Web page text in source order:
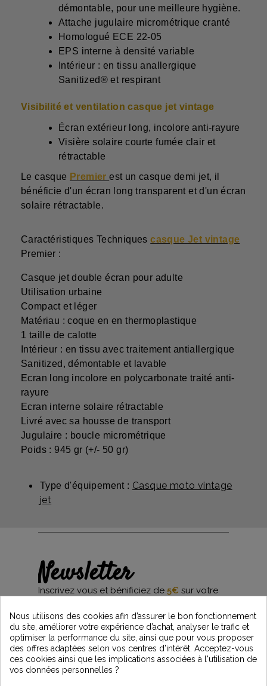
démontable, pour une meilleure hygiène.
Attache jugulaire micrométrique cranté
Homologué ECE 22-05
EPS interne à densité variable
Intérieur : en tissu anallergique
Sanitized® et respirant
Visibilité et ventilation casque jet vintage
Écran extérieur long, incolore anti-rayure
Visière solaire courte fumée clair et
rétractable
Le casque Premierest un casque demi jet, il
bénéficie d'un écran long transparent et d'un écran
solaire rétractable.
Caractéristiques Techniquescasque Jet vintage
Premier :
Casque jet double écran pour adulte
Utilisation urbaine
Compact et léger
Matériau : coque en en thermoplastique
1 taille de calotte
Intérieur : en tissu avec traitement antiallergique
Sanitized, démontable et lavable
Ecran long incolore en polycarbonate traité anti-
rayure
Ecran interne solaire rétractable
Livré avec sa housse de transport
Jugulaire : boucle micrométrique
Poids : 945 gr (+/- 50 gr)
Type d'équipement : Casque moto vintage
jet
Newsletter
Inscrivez vous et bénificiez de 5€ sur votre
et restez informés des dernières nouveautés
Vintage Motors
*Dès 99€ d'achat. En vous abonnant à notre newsletter, vous reconnaissez avoir pris
Nous utilisons des cookies afin d’assurer le bon fonctionnement
du site, améliorer votre expérience d’achat, analyser le trafic et
optimiser la performance du site, ainsi que pour vous proposer
des offres adaptées selon vos centres d’intérêt. Acceptez-vous
ces cookies ainsi que les implications associées à l'utilisation de
vos données personnelles ?